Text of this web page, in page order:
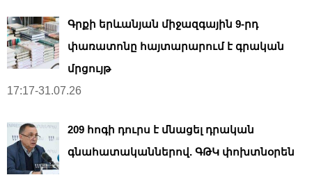
Գրքի երևանյան միջազգային 9-րդ
փառատոնը հայտարարում է գրական
մրցույթ
17:17-31.07.26
209 հոգի դուրս է մնացել դրական
գնահատականներով. ԳԹԿ փոխտնօրեն